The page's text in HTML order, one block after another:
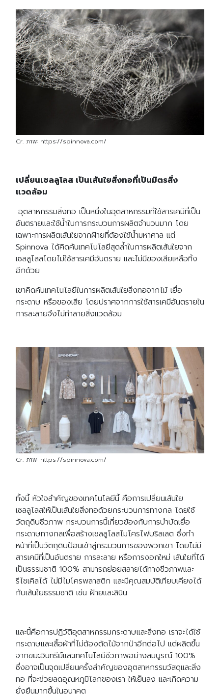
Search
for: Search
Cr. ภาพ: https://spinnova.com/
เปลี่ยนเซลลูโลส เป็นเส้นใยสิ่งทอที่เป็นมิตรสิ่ง
แวดล้อม
อุตสาหกรรมสิ่งทอ เป็นหนึ่งในอุตสาหกรรมที่ใช้สารเคมีที่เป็น
อันตรายและใช้น้ำในการกระบวนการผลิตจำนวนมาก โดย
เฉพาะการผลิตเส้นใยจากฝ้ายที่ต้องใช้น้ำมหาศาล แต่
Spinnova ได้คิดค้นเทคโนโลยีสุดล้ำในการผลิตเส้นใยจาก
เซลลูโลสโดยไม่ใช้สารเคมีอันตราย และไม่มีของเสียเหลือทิ้ง
อีกด้วย
เขาคิดค้นเทคโนโลยีในการผลิตเส้นใยสิ่งทอจากไม้ เยื่อ
กระดาษ หรือของเสีย โดยปราศจากการใช้สารเคมีอันตรายใน
การละลายจึงไม่ทำลายสิ่งแวดล้อม
Cr. ภาพ: https://spinnova.com/
ทั้งนี้ หัวใจสำคัญของเทคโนโลยีนี้ คือการเปลี่ยนเส้นใย
เซลลูโลสให้เป็นเส้นใยสิ่งทอด้วยกระบวนการทางกล โดยใช้
วัตถุดิบชีวภาพ กระบวนการนี้เกี่ยวข้องกับการบำบัดเยื่อ
กระดาษทางกลเพื่อสร้างเซลลูโลสไมโครไฟบริลเลต ซึ่งทำ
หน้าที่เป็นวัตถุดิบป้อนเข้าสู่กระบวนการของพวกเขา โดยไม่มี
สารเคมีที่เป็นอันตราย การละลาย หรือการงอกใหม่ เส้นใยที่ได้
เป็นธรรมชาติ 100% สามารถย่อยสลายได้ทางชีวภาพและ
รีไซเคิลได้ ไม่มีไมโครพลาสติก และมีคุณสมบัติเทียบเคียงได้
กับเส้นใยธรรมชาติ เช่น ฝ้ายและลินิน
และนี้คือการปฏิวัติอุตสาหกรรมกระดาษและสิ่งทอ เราจะได้ใช้
กระดาษและเสื้อผ้าที่ไม่ต้องตัดไม้จากป่าอีกต่อไป แต่ผลิตขึ้น
จากขยะอินทรีย์และเทคโนโลยีชีวภาพอย่างสมบูรณ์ 100%
ซึ่งอาจเป็นจุดเปลี่ยนครั้งสำคัญของอุตสาหกรรมวัสดุและสิ่ง
ทอ ที่จะช่วยลดอุณหภูมิโลกของเรา ให้เย็นลง และเกิดความ
ยั่งยืนมากขึ้นในอนาคต